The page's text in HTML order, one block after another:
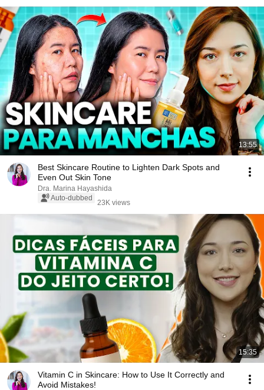
13:55
Best Skincare Routine to Lighten Dark Spots and
Even Out Skin Tone
Dra. Marina Hayashida
Auto-dubbed
23K views
15:35
Vitamin C in Skincare: How to Use It Correctly and
Avoid Mistakes!